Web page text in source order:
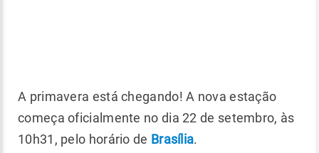
A primavera está chegando! A nova estação
começa oficialmente no dia 22 de setembro, às
10h31, pelo horário de Brasília.